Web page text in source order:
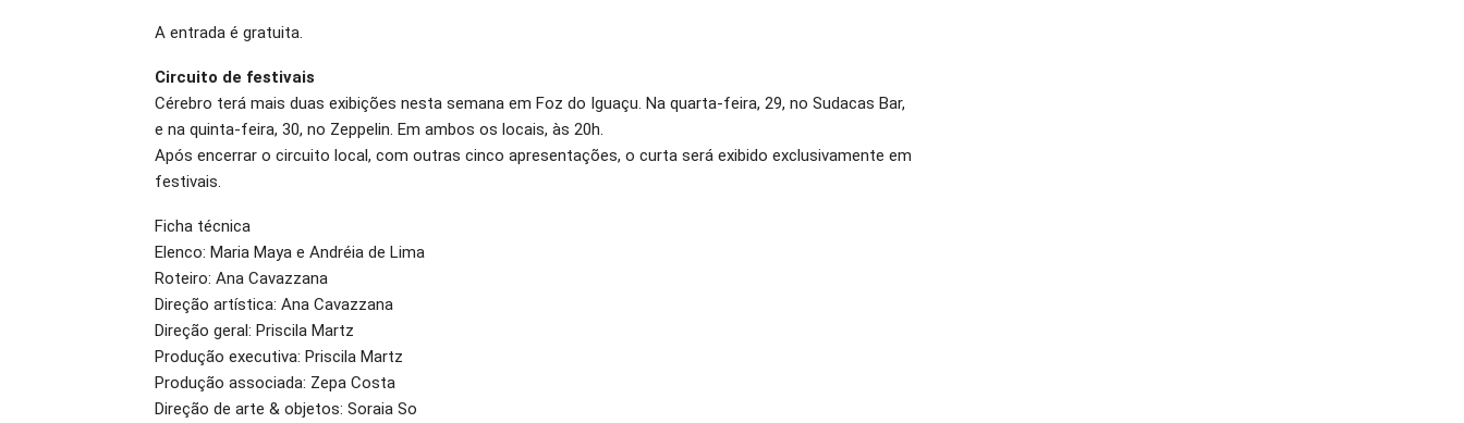
A entrada é gratuita.
Circuito de festivais
Cérebro terá mais duas exibições nesta semana em Foz do Iguaçu. Na quarta-feira, 29, no Sudacas Bar,
e na quinta-feira, 30, no Zeppelin. Em ambos os locais, às 20h.
Após encerrar o circuito local, com outras cinco apresentações, o curta será exibido exclusivamente em
festivais.
Ficha técnica
Elenco: Maria Maya e Andréia de Lima
Roteiro: Ana Cavazzana
Direção artística: Ana Cavazzana
Direção geral: Priscila Martz
Produção executiva: Priscila Martz
Produção associada: Zepa Costa
Direção de arte & objetos: Soraia So